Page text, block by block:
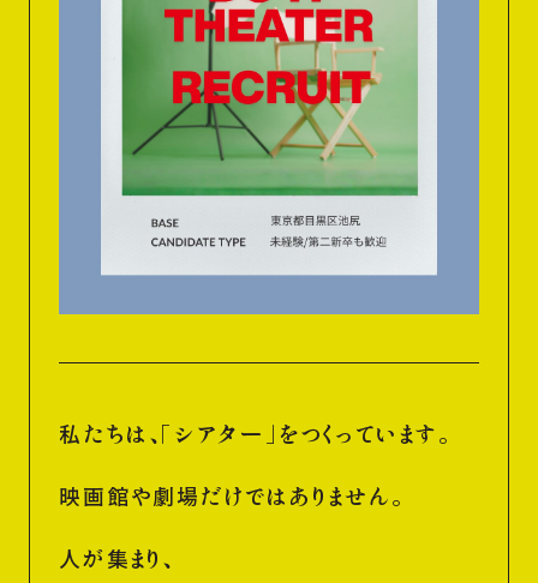
私たちは、「シアター」をつくっています。
映画館や劇場だけではありません。
人が集まり、